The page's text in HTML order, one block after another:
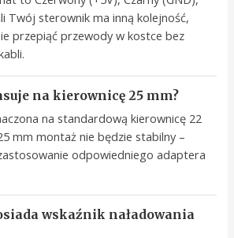
Twój sterownik ma inną kolejność,
przepiąć przewody w kostce bez
na kierownicę 25 mm?
na standardową kierownicę 22
mm montaż nie będzie stabilny –
odpowiedniego adaptera
wskaźnik naładowania